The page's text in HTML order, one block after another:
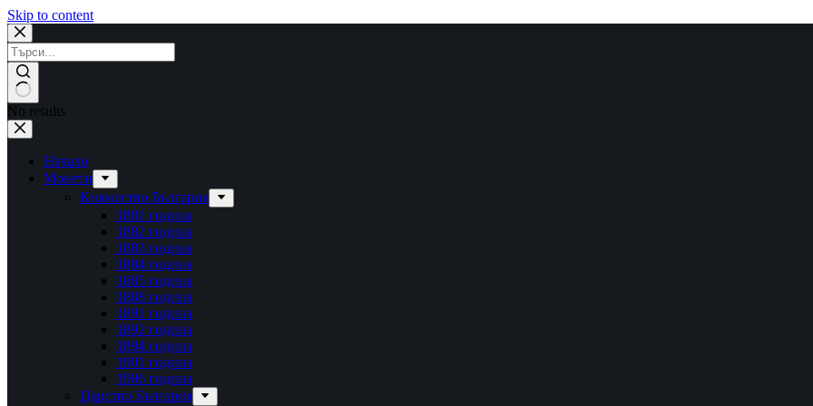
Skip to content
No results
Начало
Монети
Княжество България
1881 година
1882 година
1883 година
1884 година
1885 година
1888 година
1891 година
1892 година
1894 година
1901 година
1906 година
Царство България